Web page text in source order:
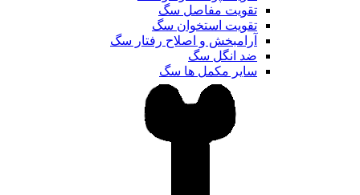
تقویت مفاصل سگ
تقویت استخوان سگ
آرامبخش و اصلاح رفتار سگ
ضد انگل سگ
سایر مکمل ها سگ